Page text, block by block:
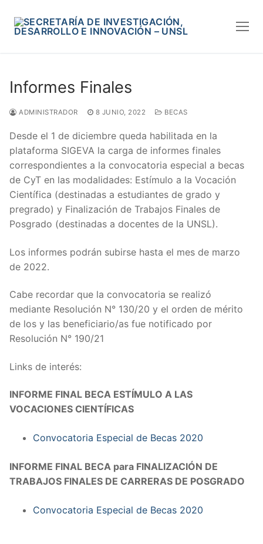
content
Informes Finales
ADMINISTRADOR 8 JUNIO, 2022 BECAS
Desde el 1 de diciembre queda habilitada en la
plataforma SIGEVA la carga de informes finales
correspondientes a la convocatoria especial a becas
de CyT en las modalidades: Estímulo a la Vocación
Científica (destinadas a estudiantes de grado y
pregrado) y Finalización de Trabajos Finales de
Posgrado (destinadas a docentes de la UNSL).
Los informes podrán subirse hasta el mes de marzo
de 2022.
Cabe recordar que la convocatoria se realizó
mediante Resolución N° 130/20 y el orden de mérito
de los y las beneficiario/as fue notificado por
Resolución N° 190/21
Links de interés:
INFORME FINAL BECA ESTÍMULO A LAS
VOCACIONES CIENTÍFICAS
Convocatoria Especial de Becas 2020
INFORME FINAL BECA para FINALIZACIÓN DE
TRABAJOS FINALES DE CARRERAS DE POSGRADO
Convocatoria Especial de Becas 2020